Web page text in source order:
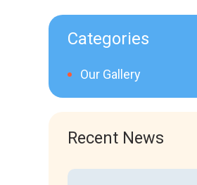
Categories
Our Gallery
Recent News